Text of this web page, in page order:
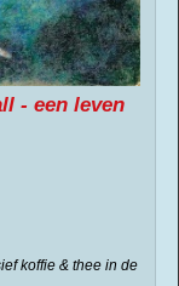
- een leven
koffie & thee in de